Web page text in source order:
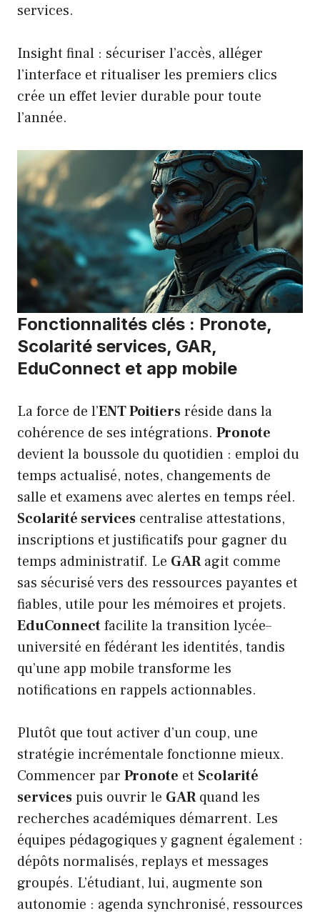
services.
Insight final : sécuriser l’accès, alléger
l’interface et ritualiser les premiers clics
crée un effet levier durable pour toute
l’année.
Fonctionnalités clés : Pronote,
Scolarité services, GAR,
EduConnect et app mobile
La force de l’ENT Poitiersréside dans la
cohérence de ses intégrations. Pronote
devient la boussole du quotidien : emploi du
temps actualisé, notes, changements de
salle et examens avec alertes en temps réel.
Scolarité services centralise attestations,
inscriptions et justificatifs pour gagner du
temps administratif. Le GARagit comme
sas sécurisé vers des ressources payantes et
fiables, utile pour les mémoires et projets.
EduConnectfacilite la transition lycée–
université en fédérant les identités, tandis
qu’une app mobile transforme les
notifications en rappels actionnables.
Plutôt que tout activer d’un coup, une
stratégie incrémentale fonctionne mieux.
Commencer par Pronote et Scolarité
servicespuis ouvrir le GARquand les
recherches académiques démarrent. Les
équipes pédagogiques y gagnent également :
dépôts normalisés, replays et messages
groupés. L’étudiant, lui, augmente son
autonomie : agenda synchronisé, ressources